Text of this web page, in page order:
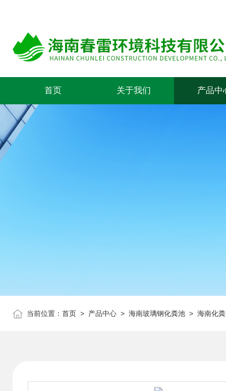
首页 关于我们 产品中
当前位置： 首页 > 产品中心 > 海南玻璃钢化粪池 > 海南化